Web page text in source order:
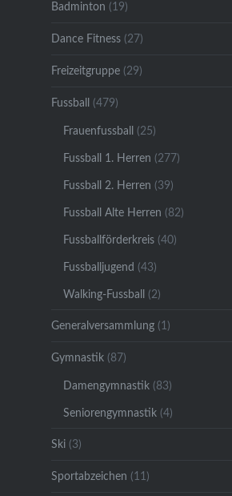
Badminton (19)
Dance Fitness(27)
Freizeitgruppe(29)
Fussball (479)
Frauenfussball (25)
Fussball 1. Herren (277)
Fussball 2. Herren (39)
Fussball Alte Herren (82)
Fussballförderkreis(40)
Fussballjugend (43)
Walking-Fussball (2)
Generalversammlung(1)
Gymnastik(87)
Damengymnastik(83)
Seniorengymnastik(4)
Ski(3)
Sportabzeichen (11)